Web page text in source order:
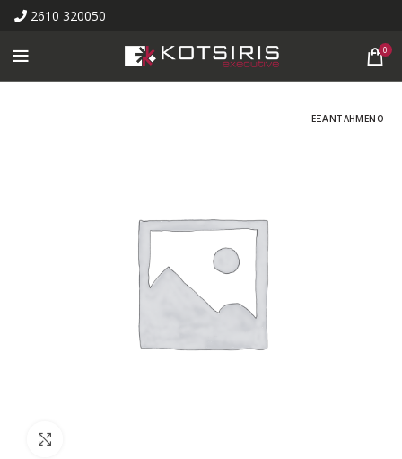
2610 320050
0
ΕΞΑΝΤΛΗΜΕΝΟ